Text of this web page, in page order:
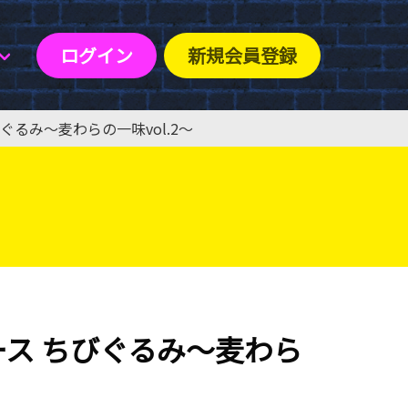
ログイン 新規会員登録
るみ〜麦わらの一味vol.2〜
ちびぐるみ〜麦わら